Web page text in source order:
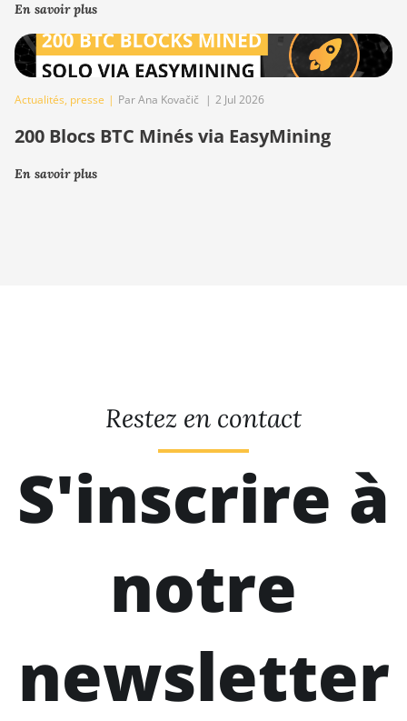
En savoir plus
Actualités, presse | Par Ana Kovačič | 2 Jul 2026
200 Blocs BTC Minés via EasyMining
En savoir plus
Restez en contact
S'inscrire à
notre
newsletter